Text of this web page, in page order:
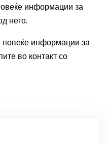
информации за
него.
повеќе информации за
во контактсо